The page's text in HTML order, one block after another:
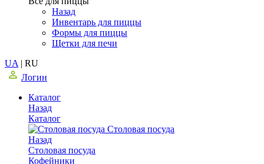
Назад
Инвентарь для пиццы
Формы для пиццы
Щетки для печи
UA | RU
Логин
Каталог
Назад
Каталог
Столовая посуда
Назад
Столовая посуда
Кофейники